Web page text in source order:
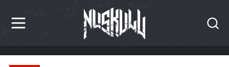
HÍREK